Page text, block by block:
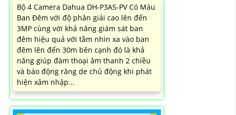
Bộ 4 Camera Dahua DH-P3AS-PV Có Màu
Ban Đêm với độ phân giải cao lên đến
3MP cùng với khả năng giám sát ban
đêm hiệu quả với tầm nhìn xa vào ban
đêm lên đến 30m bên cạnh đó là khả
năng giúp đàm thoại âm thanh 2 chiều
và báo động răng de chủ động khi phát
hiện xâm nhập...